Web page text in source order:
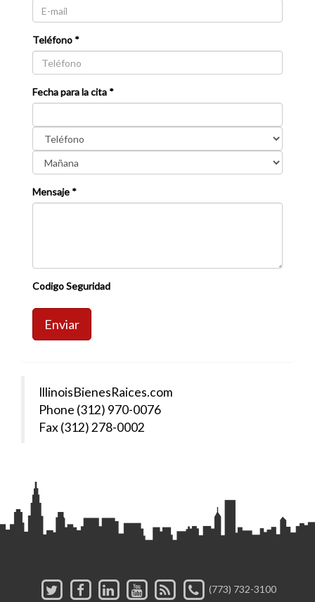
Teléfono *
Fecha para la cita *
Mensaje *
Codigo Seguridad
Enviar
IllinoisBienesRaices.com
Phone (312) 970-0076
Fax (312) 278-0002
(773) 732-3100